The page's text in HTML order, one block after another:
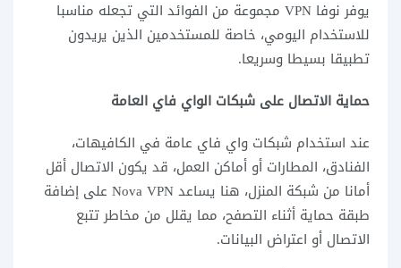
يوفر نوفا VPN مجموعة من الفوائد التي تجعله مناسبا
للاستخدام اليومي، خاصة للمستخدمين الذين يريدون
تطبيقا بسيطا وسريعا.
حماية الاتصال على شبكات الواي فاي العامة
عند استخدام شبكات واي فاي عامة في الكافيهات،
الفنادق، المطارات أو أماكن العمل، قد يكون الاتصال أقل
أمانا من شبكة المنزل، هنا يساعد Nova VPN على إضافة
طبقة حماية أثناء التصفح، مما يقلل من مخاطر تتبع
الاتصال أو اعتراض البيانات.